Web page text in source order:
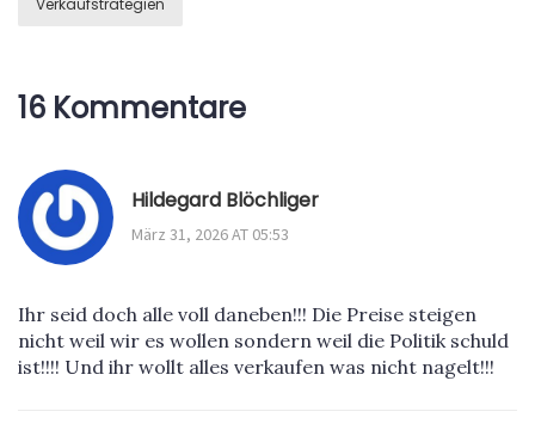
Verkaufstrategien
16 Kommentare
Hildegard Blöchliger
März 31, 2026 AT 05:53
Ihr seid doch alle voll daneben!!! Die Preise steigen
nicht weil wir es wollen sondern weil die Politik schuld
ist!!!! Und ihr wollt alles verkaufen was nicht nagelt!!!